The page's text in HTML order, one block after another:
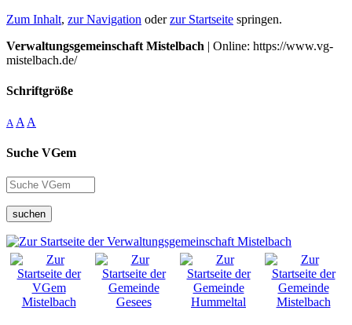
Zum Inhalt, zur Navigation oderzur Startseite springen.
Verwaltungsgemeinschaft Mistelbach | Online: https://www.vg-
mistelbach.de/
Schriftgröße
A A A
Suche VGem
suchen